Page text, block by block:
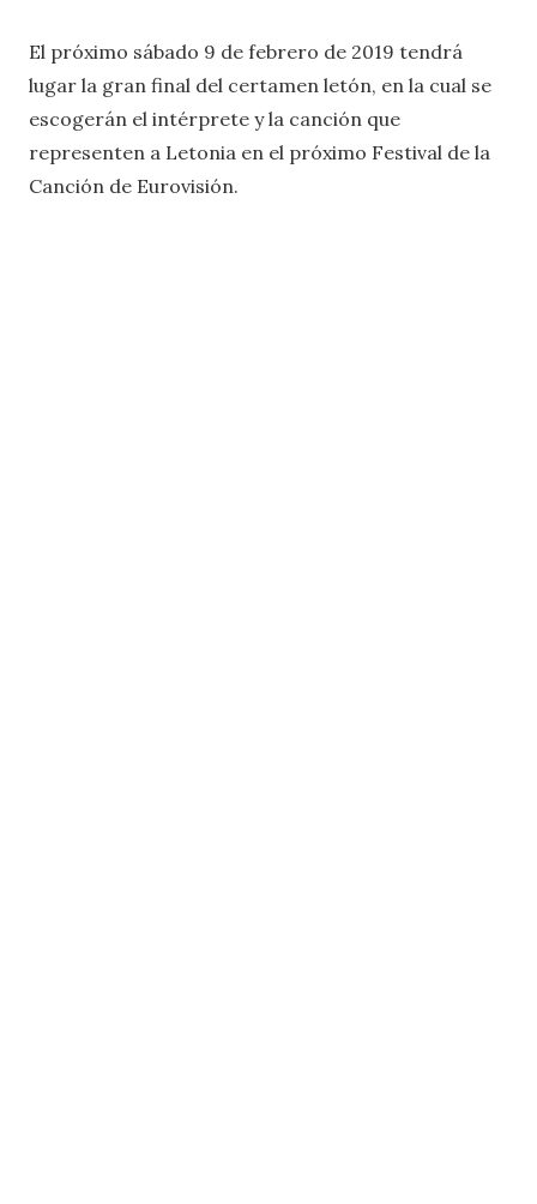
El próximo sábado 9 de febrero de 2019 tendrá
lugar la gran final del certamen letón, en la cual se
escogerán el intérprete y la canción que
representen a Letonia en el próximo Festival de la
Canción de Eurovisión.